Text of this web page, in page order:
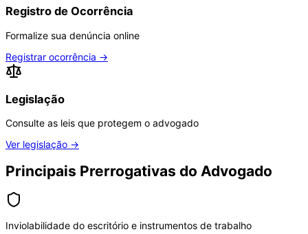
Registro de Ocorrência
Formalize sua denúncia online
Registrar ocorrência →
Legislação
Consulte as leis que protegem o advogado
Ver legislação →
Principais Prerrogativas do Advogado
Inviolabilidade do escritório e instrumentos de trabalho